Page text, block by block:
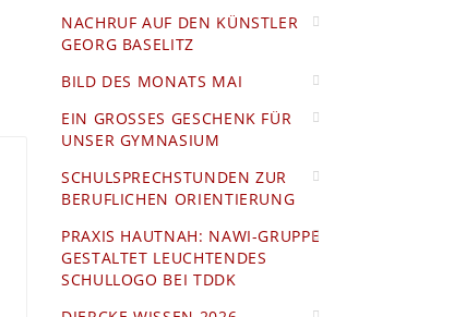
NACHRUF AUF DEN KÜNSTLER
GEORG BASELITZ
BILD DES MONATS MAI
EIN GROSSES GESCHENK FÜR U
NSER GYMNASIUM
SCHULSPRECHSTUNDEN ZUR
BERUFLICHEN ORIENTIERUNG
PRAXIS HAUTNAH: NAWI-GRUPPE
GESTALTET LEUCHTENDES
SCHULLOGO BEI TDDK